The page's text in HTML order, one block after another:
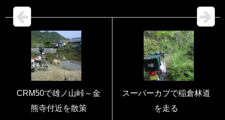
CRM50で雄ノ山峠～金
熊寺付近を散策
スーパーカブで稲倉林道
を走る